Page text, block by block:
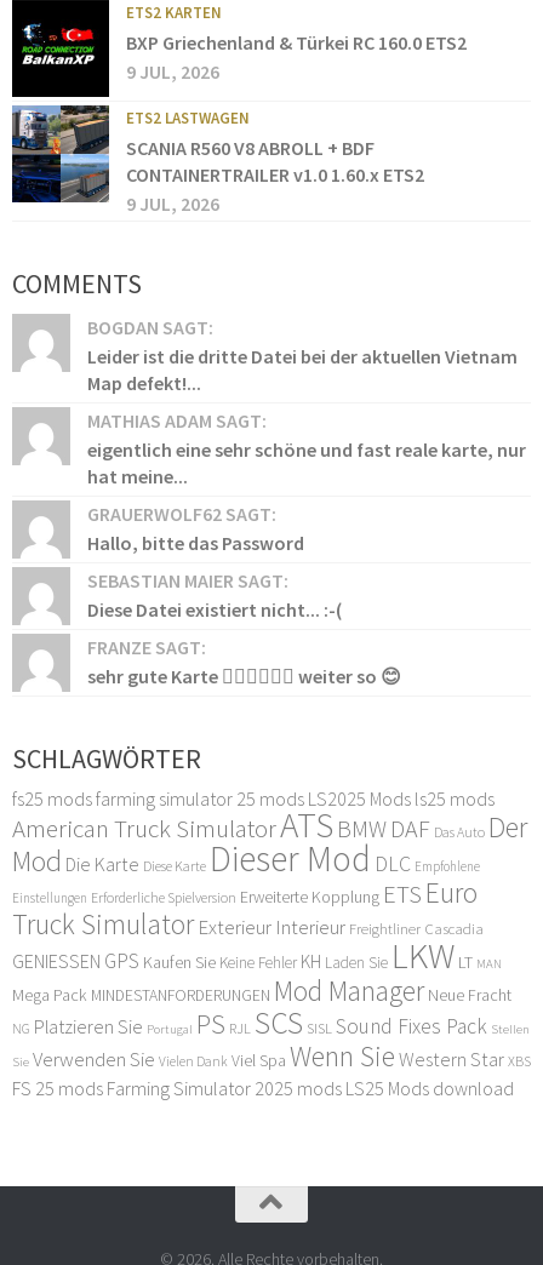
ETS2 KARTEN
BXP Griechenland & Türkei RC 160.0 ETS2
9 JUL, 2026
ETS2 LASTWAGEN
SCANIA R560 V8 ABROLL + BDF
CONTAINERTRAILER v1.0 1.60.x ETS2
9 JUL, 2026
COMMENTS
BOGDAN SAGT:
Leider ist die dritte Datei bei der aktuellen Vietnam
Map defekt!...
MATHIAS ADAM SAGT:
eigentlich eine sehr schöne und fast reale karte, nur
hat meine...
GRAUERWOLF62 SAGT:
Hallo, bitte das Password
SEBASTIAN MAIER SAGT:
Diese Datei existiert nicht... :-(
FRANZE SAGT:
sehr gute Karte 👍🏻👍🏻👍🏻 weiter so 😊
SCHLAGWÖRTER
fs25 modsfarming simulator 25 mods LS2025 Mods ls25 mods
American Truck SimulatorATS BMW DAF Das Auto Der
Mod Die Karte Diese Karte Dieser Mod DLC Empfohlene
Einstellungen Erforderliche Spielversion Erweiterte Kopplung ETS Euro
Truck Simulator Exterieur Interieur Freightliner Cascadia
GENIESSEN GPS Kaufen Sie Keine Fehler KH Laden Sie LKW LT MAN
Mega Pack MINDESTANFORDERUNGEN Mod Manager Neue Fracht
NG Platzieren Sie Portugal PS RJL SCS SISL Sound Fixes Pack Stellen
Sie Verwenden Sie Vielen Dank Viel Spa Wenn Sie Western Star XBS
FS 25 mods Farming Simulator 2025 mods LS25 Mods download
© 2026. Alle Rechte vorbehalten.